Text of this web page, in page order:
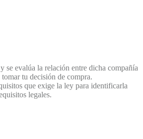
se evalúa la relación entre dicha compañía
tu decisión de compra.
que exige la ley para identificarla
legales.